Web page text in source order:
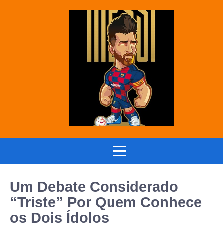
Um Debate Considerado
“Triste” Por Quem Conhece
os Dois Ídolos